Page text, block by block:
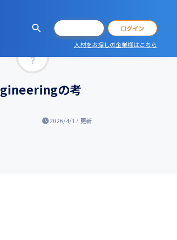
ログイン
人材をお探しの企業様はこちら
の考
2026/4/17 更新